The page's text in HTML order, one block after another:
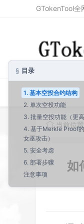
GTokenTool全
首页
当前位置
如
目录
1. 基本空投合约结构
2. 单次空投功能
3. 批量空投功能（更高
4. 基于Merkle Proof
女巫攻击）
5. 安全考虑
6. 部署步骤
注意事项